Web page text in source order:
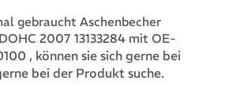
gebraucht Aschenbecher
2007 13133284 mit OE-
, können sie sich gerne bei
bei der Produkt suche.